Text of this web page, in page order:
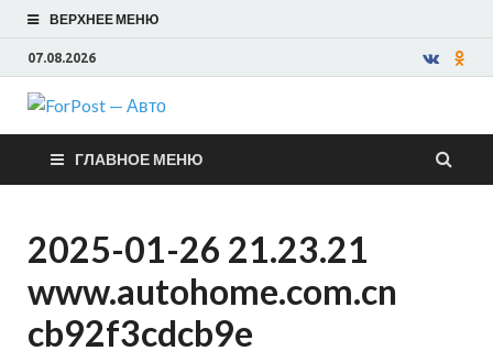
ВЕРХНЕЕ МЕНЮ
07.08.2026
ForPost —
Авто
ГЛАВНОЕ МЕНЮ
2025-01-26 21.23.21
www.autohome.com.cn
cb92f3cdcb9e